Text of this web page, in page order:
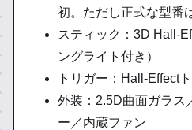
初。ただし正式な型番
スティック：3D Hall-
ングライト付き）
トリガー：Hall-Effect
外装：2.5D曲面ガラス
ー／内蔵ファン